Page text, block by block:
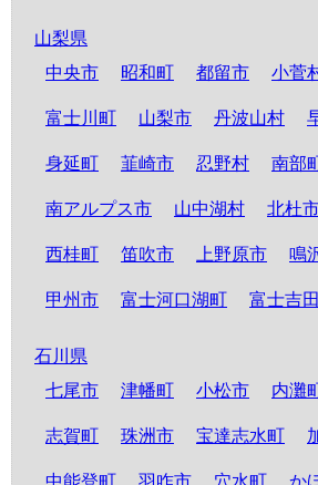
山梨県
中央市
昭和町 都留市 小菅
富士川町 山梨市 丹波山村
身延町 韮崎市 忍野村 南部
南アルプス市 山中湖村 北杜
西桂町 笛吹市 上野原市 鳴
甲州市 富士河口湖町 富士吉
石川県
七尾市
津幡町 小松市 内灘
志賀町 珠洲市 宝達志水町
中能登町 羽咋市 穴水町 か